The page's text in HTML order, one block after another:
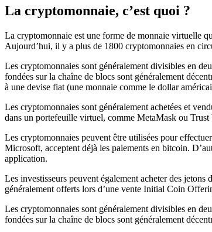
La cryptomonnaie, c’est quoi ?
La cryptomonnaie est une forme de monnaie virtuelle
Aujourd’hui, il y a plus de 1800 cryptomonnaies en
Les cryptomonnaies sont généralement divisibles en
fondées sur la chaîne de blocs sont généralement
à une devise fiat (une monnaie comme le dollar
Les cryptomonnaies sont généralement achetées et
dans un portefeuille virtuel, comme MetaMask ou Trust
Les cryptomonnaies peuvent être utilisées pour
Microsoft, acceptent déjà les paiements en bitcoin.
application.
Les investisseurs peuvent également acheter des
généralement offerts lors d’une vente Initial Coin
Les cryptomonnaies sont généralement divisibles en
fondées sur la chaîne de blocs sont généralement